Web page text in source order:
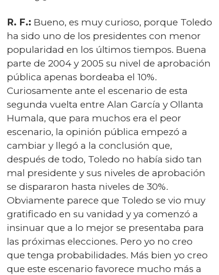
R. F.: Bueno, es muy curioso, porque Toledo
ha sido uno de los presidentes con menor
popularidad en los últimos tiempos. Buena
parte de 2004 y 2005 su nivel de aprobación
pública apenas bordeaba el 10%.
Curiosamente ante el escenario de esta
segunda vuelta entre Alan García y Ollanta
Humala, que para muchos era el peor
escenario, la opinión pública empezó a
cambiar y llegó a la conclusión que,
después de todo, Toledo no había sido tan
mal presidente y sus niveles de aprobación
se dispararon hasta niveles de 30%.
Obviamente parece que Toledo se vio muy
gratificado en su vanidad y ya comenzó a
insinuar que a lo mejor se presentaba para
las próximas elecciones. Pero yo no creo
que tenga probabilidades. Más bien yo creo
que este escenario favorece mucho más a